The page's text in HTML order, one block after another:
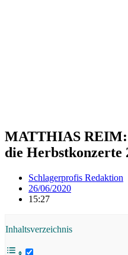
MATTHIAS REIM:
die Herbstkonzerte
Schlagerprofis Redaktion
26/06/2020
15:27
Inhaltsverzeichnis